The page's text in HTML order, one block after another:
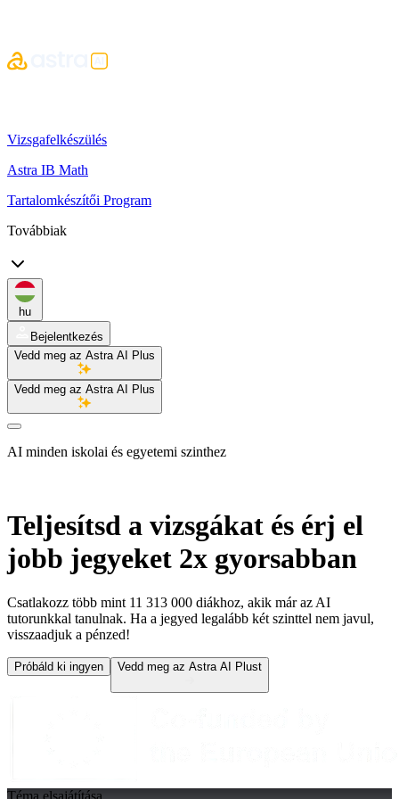
Vizsgafelkészülés
Astra IB Math
Tartalomkészítői Program
Továbbiak
hu
Bejelentkezés
Vedd meg az Astra AI Plus
Vedd meg az Astra AI Plus
AI minden iskolai és egyetemi szinthez
Teljesítsd a vizsgákat és érj el
jobb jegyeket 2x gyorsabban
Csatlakozz több mint 11 313 000 diákhoz, akik már az AI
tutorunkkal tanulnak. Ha a jegyed legalább két szinttel nem javul,
visszaadjuk a pénzed!
Próbáld ki ingyen Vedd meg az Astra AI Plust
Téma elsajátítása